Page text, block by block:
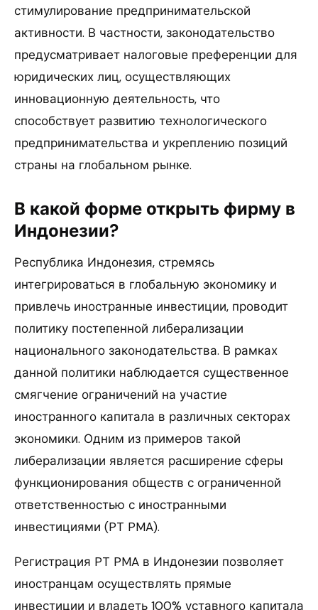
стимулирование предпринимательской
активности. В частности, законодательство
предусматривает налоговые преференции для
юридических лиц, осуществляющих
инновационную деятельность, что
способствует развитию технологического
предпринимательства и укреплению позиций
страны на глобальном рынке.
В какой форме открыть фирму в
Индонезии?
Республика Индонезия, стремясь
интегрироваться в глобальную экономику и
привлечь иностранные инвестиции, проводит
политику постепенной либерализации
национального законодательства. В рамках
данной политики наблюдается существенное
смягчение ограничений на участие
иностранного капитала в различных секторах
экономики. Одним из примеров такой
либерализации является расширение сферы
функционирования обществ с ограниченной
ответственностью с иностранными
инвестициями (PT PMA).
Регистрация PT PMA в Индонезии позволяет
иностранцам осуществлять прямые
инвестиции и владеть 100% уставного капитала